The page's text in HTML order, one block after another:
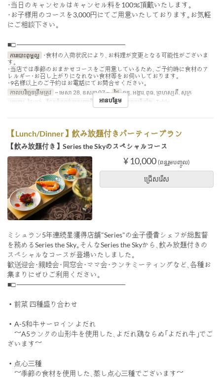
･当日のキャンセルはキャンセル料を100％頂戴いたします｡
･お子様用のコースを3,000円にてご用意いたしております｡お気軽
にご相談下さい｡
■□ ──────────────────────
ការបោះពុម្ពល្អ
･食材の入荷状況により､お料理が変更となる可能性がございま
す｡
･当店では季節のおまかせコースをご用意しているため､ご予約時に食材のア
レルギー･お召し上がりになれない食材等をお伺いしております｡
･9名様以上のご予約はお電話にてお問合せください｡
កាលបរិច្ឆេទត្រឹមត្រូវ ~ មេសា 28, ឧសភា 07 ~ ថ្ងៃ ចន្ទ, អង្គារ, ពុធ, ព្រហស្បតិ៍, សុក្រ
អាហារ ថ្ងៃត្រង់ ដែនកំណត់ការបញ្ជាទិញ 2 ~ 8 ប្រភេទកន្រ្ត័តាំង Table
អានបន្ថែម
【Lunch/Dinner】飲み放題付きパーティープラン
【飲み放題付き】Series the Skyのスペシャルコース
¥ 10,000 (ពន្ធរួមបញ្ចូល)
ជ្រើសរើស
ミシュラン5年連続星獲得店舗"Series"の金子優貴シェフが総監督
を務めるSeries the Sky｡そんなSeries the Skyから､飲み放題付きの
スペシャルなコースが登場いたしました｡
歓送迎会･親睦会･同窓会･ママ会･ランチミーティングなど､各種お
集まりにぜひご利用ください｡
■□ ──────────────────────
・前菜 四種盛り合わせ
・A-5和牛サーロイン よだれ
～A5ランクの山形牛を使用した､よだれ鶏ならぬ｢よだれ牛｣でご
ざいます～
・点心三種
～季節の食材を使用した､蒸し点心三種でございます～